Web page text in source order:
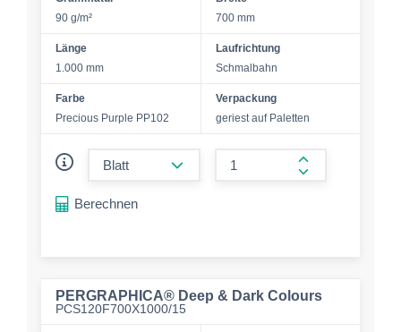
90 g/m²
700 mm
Länge
1.000 mm
Laufrichtung
Schmalbahn
Farbe
Precious Purple PP102
Verpackung
geriest auf Paletten
form.increase-
Berechnen
PERGRAPHICA® Deep & Dark Colours
PCS120F700X1000/15